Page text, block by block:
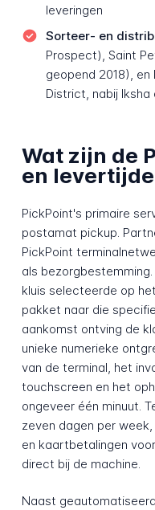
leveringen
Sorteer- en
Prospect), Saint
geopend 2018),
District, nabij Iksha
Wat zijn de
en
PickPoint's primaire
postamat pickup.
PickPoint
als
kluis selecteerde op
pakket naar die
aankomst ontving de
unieke numerieke
van de terminal, het
touchscreen en het
ongeveer één minuut.
zeven dagen per
en kaartbetalingen
direct bij de machine.
Naast